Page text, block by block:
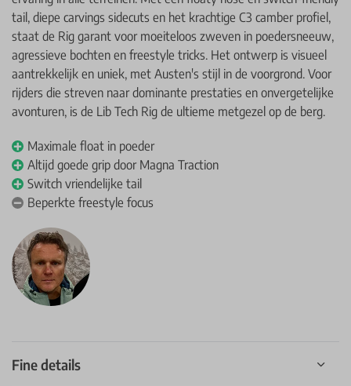
tail, diepe carvings sidecuts en het krachtige C3 camber profiel,
staat de Rig garant voor moeiteloos zweven in poedersneeuw,
agressieve bochten en freestyle tricks. Het ontwerp is visueel
aantrekkelijk en uniek, met Austen's stijl in de voorgrond. Voor
rijders die streven naar dominante prestaties en onvergetelijke
avonturen, is de Lib Tech Rig de ultieme metgezel op de berg.
Maximale float in poeder
Altijd goede grip door Magna Traction
Switch vriendelijke tail
Beperkte freestyle focus
Fine details